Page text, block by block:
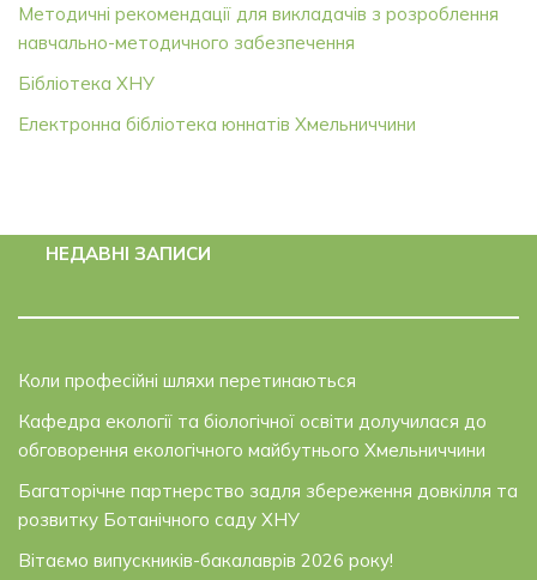
Методичні рекомендації для викладачів з розроблення
навчально-методичного забезпечення
Бібліотека ХНУ
Електронна бібліотека юннатів Хмельниччини
НЕДАВНІ ЗАПИСИ
Коли професійні шляхи перетинаються
Кафедра екології та біологічної освіти долучилася до
обговорення екологічного майбутнього Хмельниччини
Багаторічне партнерство задля збереження довкілля та
розвитку Ботанічного саду ХНУ
Вітаємо випускників-бакалаврів 2026 року!